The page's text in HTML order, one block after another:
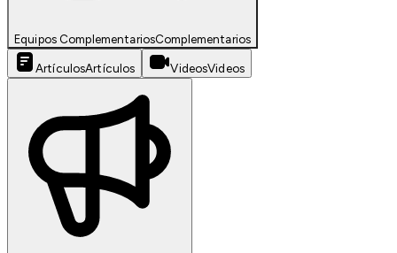
Equipos ComplementariosComplementarios
ArtículosArtículos VideosVideos